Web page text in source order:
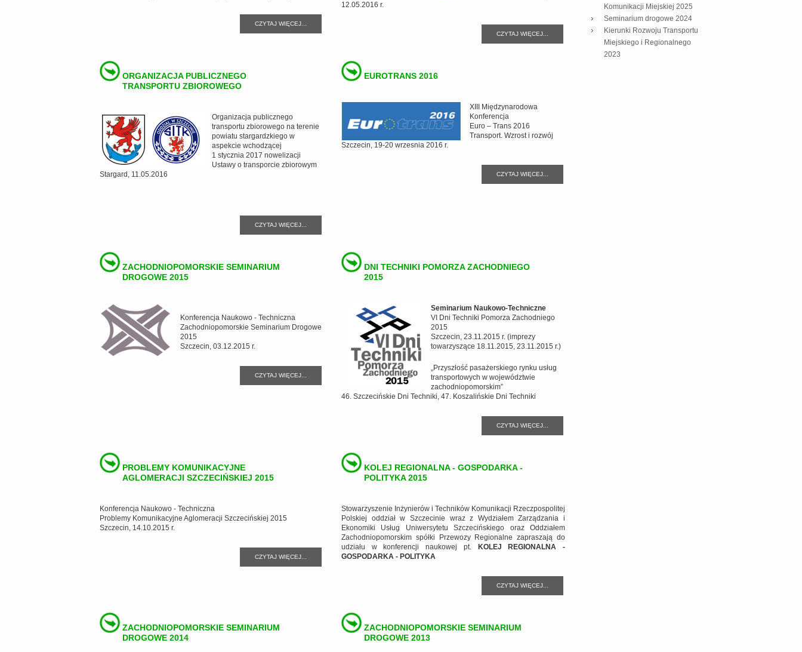
CZYTAJ WIĘCEJ...
12.05.2016 r.
CZYTAJ WIĘCEJ...
ORGANIZACJA PUBLICZNEGO
TRANSPORTU ZBIOROWEGO
Organizacja publicznego
transportu zbiorowego na terenie
powiatu stargardzkiego w
aspekcie wchodzącej
1 stycznia 2017 nowelizacji
Ustawy o transporcie zbiorowym
Stargard, 11.05.2016
CZYTAJ WIĘCEJ...
EUROTRANS 2016
XIII Międzynarodowa
Konferencja
Euro – Trans 2016
Transport. Wzrost i rozwój
Szczecin, 19-20 wrzesnia 2016 r.
CZYTAJ WIĘCEJ...
ZACHODNIOPOMORSKIE SEMINARIUM
DROGOWE 2015
Konferencja Naukowo - Techniczna
Zachodniopomorskie Seminarium Drogowe
2015
Szczecin, 03.12.2015 r.
CZYTAJ WIĘCEJ...
DNI TECHNIKI POMORZA ZACHODNIEGO
2015
Seminarium Naukowo-Techniczne
VI Dni Techniki Pomorza Zachodniego
2015
Szczecin, 23.11.2015 r. (imprezy
towarzyszące 18.11.2015, 23.11.2015 r.)
„Przyszłość pasażerskiego rynku usług
transportowych w województwie
zachodniopomorskim”
46. Szczecińskie Dni Techniki, 47. Koszalińskie Dni Techniki
CZYTAJ WIĘCEJ...
PROBLEMY KOMUNIKACYJNE
AGLOMERACJI SZCZECIŃSKIEJ 2015
Konferencja Naukowo - Techniczna
Problemy Komunikacyjne Aglomeracji Szczecińskiej 2015
Szczecin, 14.10.2015 r.
CZYTAJ WIĘCEJ...
KOLEJ REGIONALNA - GOSPODARKA -
POLITYKA 2015
Stowarzyszenie Inżynierów i Techników Komunikacji Rzeczpospolitej
Polskiej oddział w Szczecinie wraz z Wydziałem Zarządzania i
Ekonomiki Usług Uniwersytetu Szczecińskiego oraz Oddziałem
Zachodniopomorskim spółki Przewozy Regionalne zapraszają do
udziału w konferencji naukowej pt.
KOLEJ REGIONALNA -
GOSPODARKA - POLITYKA
CZYTAJ WIĘCEJ...
ZACHODNIOPOMORSKIE SEMINARIUM
DROGOWE 2014
ZACHODNIOPOMORSKIE SEMINARIUM
DROGOWE 2013
Komunikacji Miejskiej 2025
Seminarium drogowe 2024
Kierunki Rozwoju Transportu
Miejskiego i Regionalnego
2023